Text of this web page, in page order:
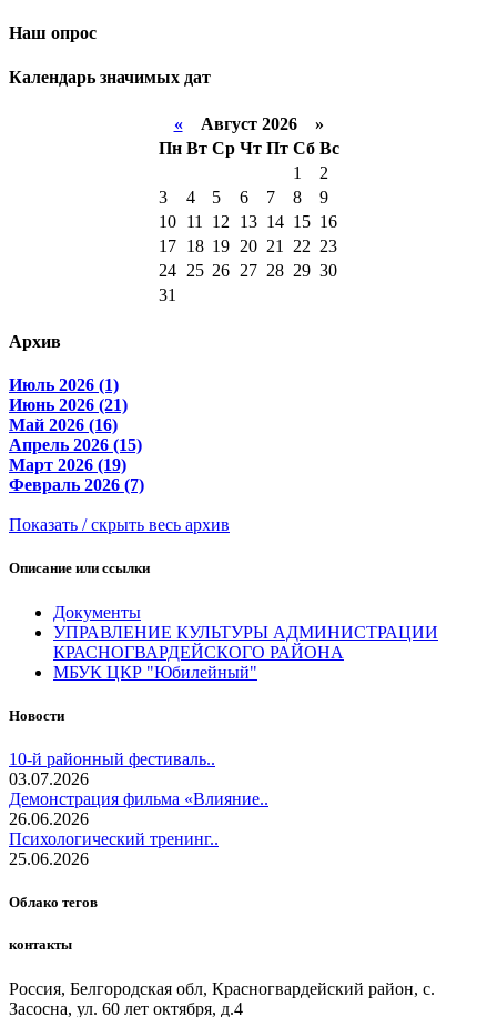
Наш опрос
Календарь значимых дат
«Август 2026 »
Пн Вт Ср Чт Пт Сб Вс
1
2
3
4 5 6 7 8
9
10
11 12 13 14 15 16
17
18 19 20 21 22 23
24
25 26 27 28 29 30
31
Архив
Июль 2026 (1)
Июнь 2026 (21)
Май 2026 (16)
Апрель 2026 (15)
Март 2026 (19)
Февраль 2026 (7)
Показать / скрыть весь архив
Описание или ссылки
Документы
УПРАВЛЕНИЕ КУЛЬТУРЫ АДМИНИСТРАЦИИ
КРАСНОГВАРДЕЙСКОГО РАЙОНА
МБУК ЦКР "Юбилейный"
Новости
10-й районный фестиваль..
03.07.2026
Демонстрация фильма «Влияние..
26.06.2026
Психологический тренинг..
25.06.2026
Облако тегов
контакты
Россия, Белгородская обл, Красногвардейский район, с.
Засосна, ул. 60 лет октября, д.4